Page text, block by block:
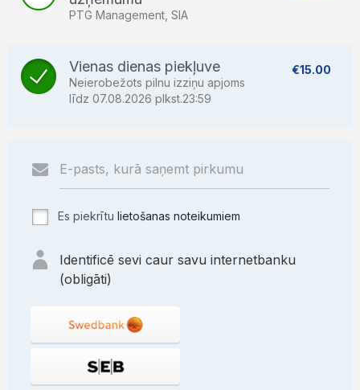
PTG Management, SIA
€15.00
Vienas dienas piekļuve
Neierobežots pilnu izziņu apjoms
līdz 07.08.2026 plkst.23:59
Es piekrītu lietošanas noteikumiem
Identificē sevi caur savu internetbanku
(obligāti)